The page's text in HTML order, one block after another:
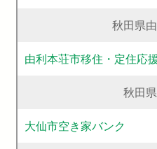
秋田県
由利本荘市移住・定住応
秋田
大仙市空き家バンク